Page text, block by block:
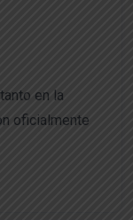
en la
oficialmente